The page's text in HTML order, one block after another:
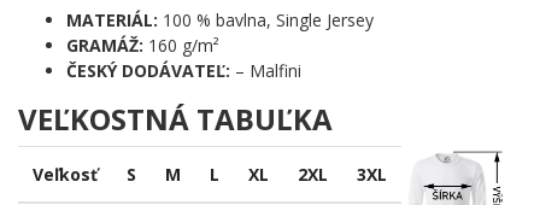
spája oboje v jednom obraze
🎯 Tým, čo hľadajú originálny a zároveň nadčasový motív
s osobným príbehom
Sadni, šliapaj a ukáž svetu, čo ťa ženie dopredu. Tento motív je
presne pre teba!
MATERIÁL: 100 % bavlna, Single Jersey
GRAMÁŽ: 160 g/m²
ČESKÝ DODÁVATEĽ: – Malfini
VEĽKOSTNÁ TABUĽKA
Veľkosť S M L XL 2XL 3XL